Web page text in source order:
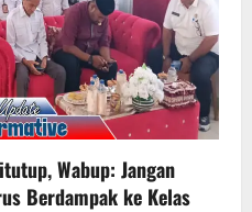
Wabup: Jangan
Berdampak ke Kelas